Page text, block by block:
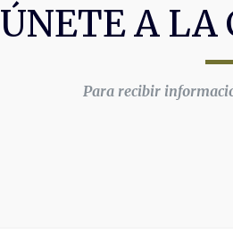
ÚNETE A LA
Para recibir